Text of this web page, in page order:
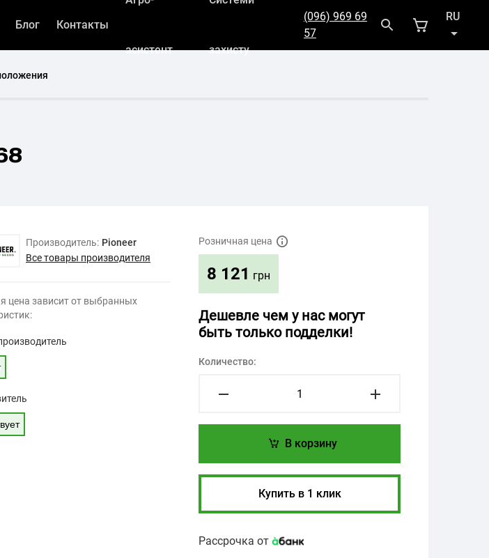
Блог Контакты
асистент захисту
(096) 969 69
57
RU
UK
Производитель: Pioneer
Все товары производителя
цена зависит от выбранных
Розничная цена
8 121 грн
Дешевле чем у нас могут
быть только подделки!
Количество:
В корзину
Купить в 1 клик
Рассрочка от